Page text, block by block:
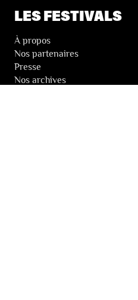
LES FESTIVALS
À propos
Nos partenaires
Presse
Nos archives